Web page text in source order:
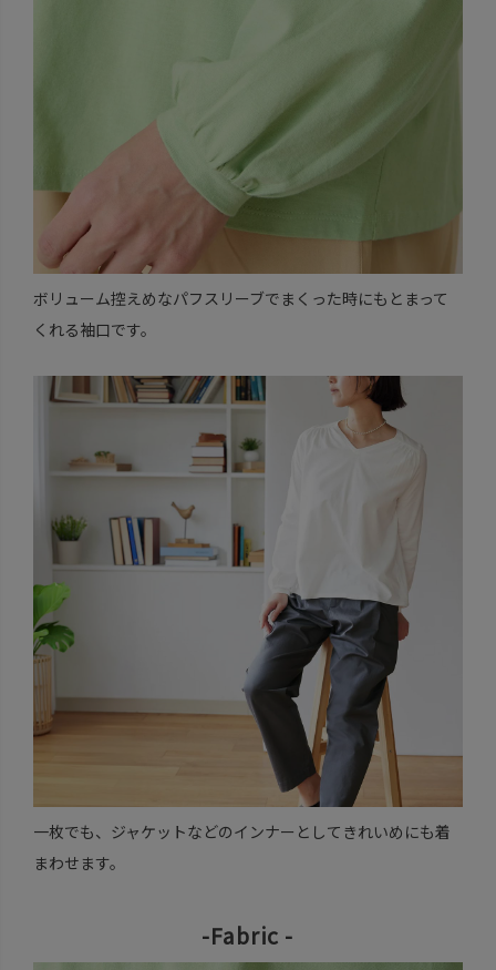
ボリューム控えめなパフスリーブでまくった時にもとまって
くれる袖口です。
一枚でも、ジャケットなどのインナーとしてきれいめにも着
まわせます。
-Fabric -